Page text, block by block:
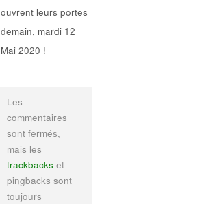
ouvrent leurs portes
demain, mardi 12
Mai 2020 !
Les
commentaires
sont fermés,
mais les
trackbacks et
pingbacks sont
toujours